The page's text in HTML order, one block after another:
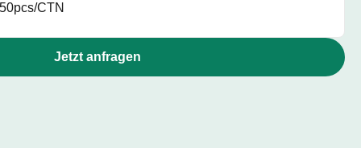
50pcs/CTN
Jetzt anfragen